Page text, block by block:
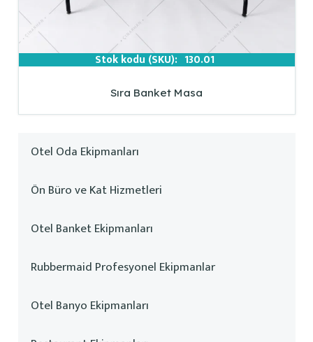
Stok kodu (SKU): 130.01
Sıra Banket Masa
Otel Oda Ekipmanları
Ön Büro ve Kat Hizmetleri
Otel Banket Ekipmanları
Rubbermaid Profesyonel Ekipmanlar
Otel Banyo Ekipmanları